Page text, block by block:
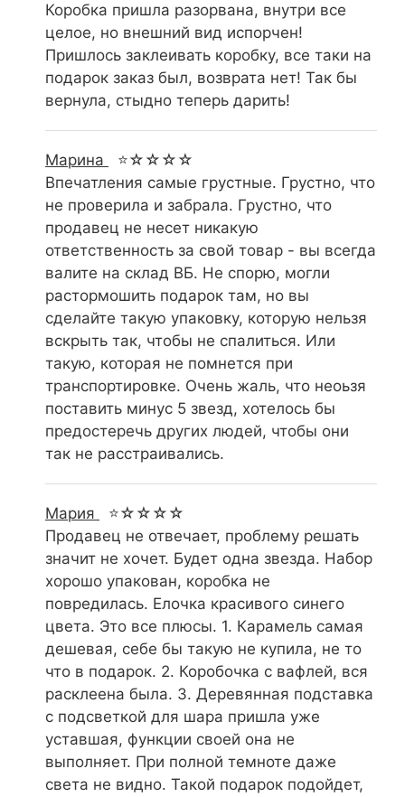
Коробка пришла разорвана, внутри все
целое, но внешний вид испорчен!
Пришлось заклеивать коробку, все таки на
подарок заказ был, возврата нет! Так бы
вернула, стыдно теперь дарить!
Марина
⭐☆☆☆☆
Впечатления самые грустные. Грустно, что
не проверила и забрала. Грустно, что
продавец не несет никакую
ответственность за свой товар - вы всегда
валите на склад ВБ. Не спорю, могли
растормошить подарок там, но вы
сделайте такую упаковку, которую нельзя
вскрыть так, чтобы не спалиться. Или
такую, которая не помнется при
транспортировке. Очень жаль, что неоьзя
поставить минус 5 звезд, хотелось бы
предостеречь других людей, чтобы они
так не расстраивались.
Мария
⭐☆☆☆☆
Продавец не отвечает, проблему решать
значит не хочет. Будет одна звезда. Набор
хорошо упакован, коробка не
повредилась. Елочка красивого синего
цвета. Это все плюсы. 1. Карамель самая
дешевая, себе бы такую не купила, не то
что в подарок. 2. Коробочка с вафлей, вся
расклеена была. 3. Деревянная подставка
с подсветкой для шара пришла уже
уставшая, функции своей она не
выполняет. При полной темноте даже
света не видно. Такой подарок подойдет,